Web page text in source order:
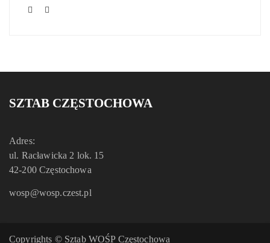
SZTAB CZĘSTOCHOWA
Adres:
ul. Racławicka 2 lok. 15
42-200 Częstochowa
wosp@wosp.czest.pl
Copyrights © Sztab WOŚP Częstochowa